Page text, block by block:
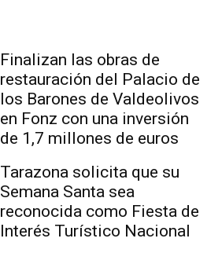
Finalizan las obras de
restauración del Palacio de
los Barones de Valdeolivos
en Fonz con una inversión
de 1,7 millones de euros
Tarazona solicita que su
Semana Santa sea
reconocida como Fiesta de
Interés Turístico Nacional